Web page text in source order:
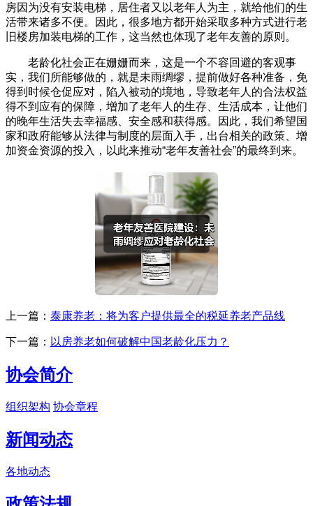
房因为没有安装电梯，居住者又以老年人为主，就给他们的生
活带来诸多不便。因此，很多地方都开始采取多种方式进行老
旧楼房加装电梯的工作，这当然也体现了老年友善的原则。
老龄化社会正在姗姗而来，这是一个不容回避的客观事
实，我们所能够做的，就是未雨绸缪，提前做好各种准备，免
得到时候仓促应对，陷入被动的境地，导致老年人的合法权益
得不到应有的保障，增加了老年人的生存、生活成本，让他们
的晚年生活失去幸福感、安全感和获得感。因此，我们希望国
家和政府能够从法律与制度的层面入手，出台相关的政策、增
加资金资源的投入，以此来推动“老年友善社会”的最终到来。
上一篇： 泰康养老：将为客户提供最全的税延养老产品线
下一篇： 以房养老如何破解中国老龄化压力？
协会简介
组织架构 协会章程
新闻动态
各地动态